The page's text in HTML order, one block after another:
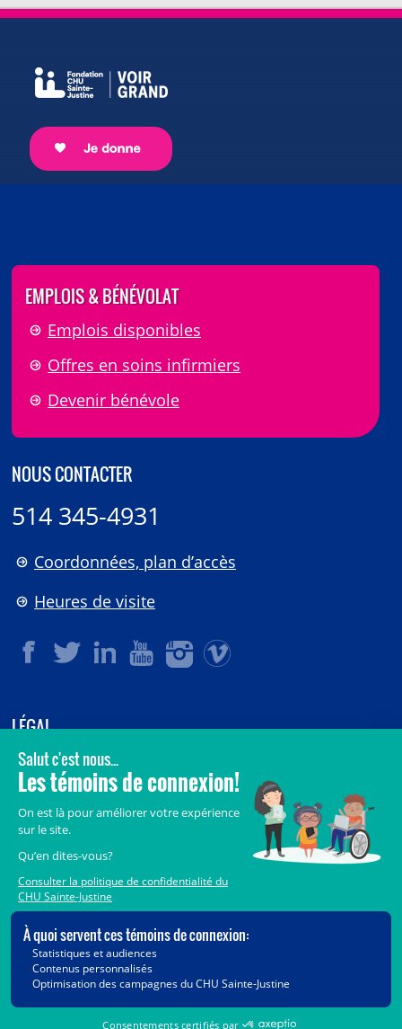
EMPLOIS & BÉNÉVOLAT
Emplois disponibles
Offres en soins infirmiers
Devenir bénévole
NOUS CONTACTER
514 345-4931
Coordonnées, plan d’accès
Heures de visite
LÉGAL
© 2006-2026CHU Sainte-Justine.
Tous droits réservés.
Crédits
Accès aux documents des organismes publics